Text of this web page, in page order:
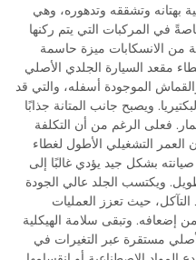
بهتانه وتشققه وتدهوره، وهي
في المركبات التي يتم ركنها
من الانسكابات ميزة حاسمة
مقعد السيارة الجلدي الأصلي
الموجودة أسفله، والتي قد
ويصبح جانب المتانة جذابًا
فعلى الرغم من أن التكلفة
العمر التشغيلي الأطول لغطاء
بشكل جيد يؤدي غالبًا إلى
ويكتسب الجلد عالي الجودة
حيث تعزز العمليات
إضعافه. وتبقى سلامة الهيكلية
مستقرة عبر التغيرات في